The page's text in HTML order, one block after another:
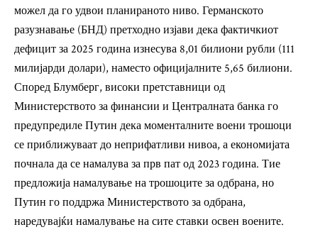
можел да го удвои планираното ниво. Германското
разузнавање (БНД) претходно изјави дека фактичкиот
дефицит за 2025 година изнесува 8,01 билиони рубли (111
милијарди долари), наместо официјалните 5,65 билиони.
Според Блумберг, високи претставници од
Министерството за финансии и Централната банка го
предупредиле Путин дека моменталните воени трошоци
се приближуваат до неприфатливи нивоа, а економијата
почнала да се намалува за прв пат од 2023 година. Тие
предложија намалување на трошоците за одбрана, но
Путин го поддржа Министерството за одбрана,
наредувајќи намалување на сите ставки освен воените.